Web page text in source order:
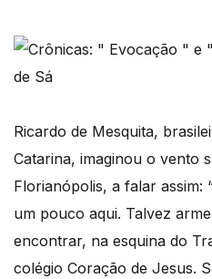
Ricardo de Mesquita,
Catarina, imaginou o vento
Florianópolis, a falar assim:
um pouco aqui. Talvez
encontrar, na esquina do
colégio Coração de Jesus.